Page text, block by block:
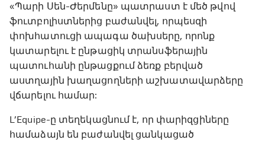
«Պարի Սեն-Ժերմենը» պատրաստ է մեծ թվով
ֆուտբոլիստներից բաժանվել, որպեսզի
փոխհատուցի ապագա ծախսերը, որոնք
կատարելու է ընթացիկ տրանսֆերային
պատուհանի ընթացքում ձեռք բերված
աստղային խաղացողների աշխատավարձերը
վճարելու համար:
L’Equipe-ը տեղեկացնում է, որ փարիզցիները
համաձայն են բաժանվել ցանկացած